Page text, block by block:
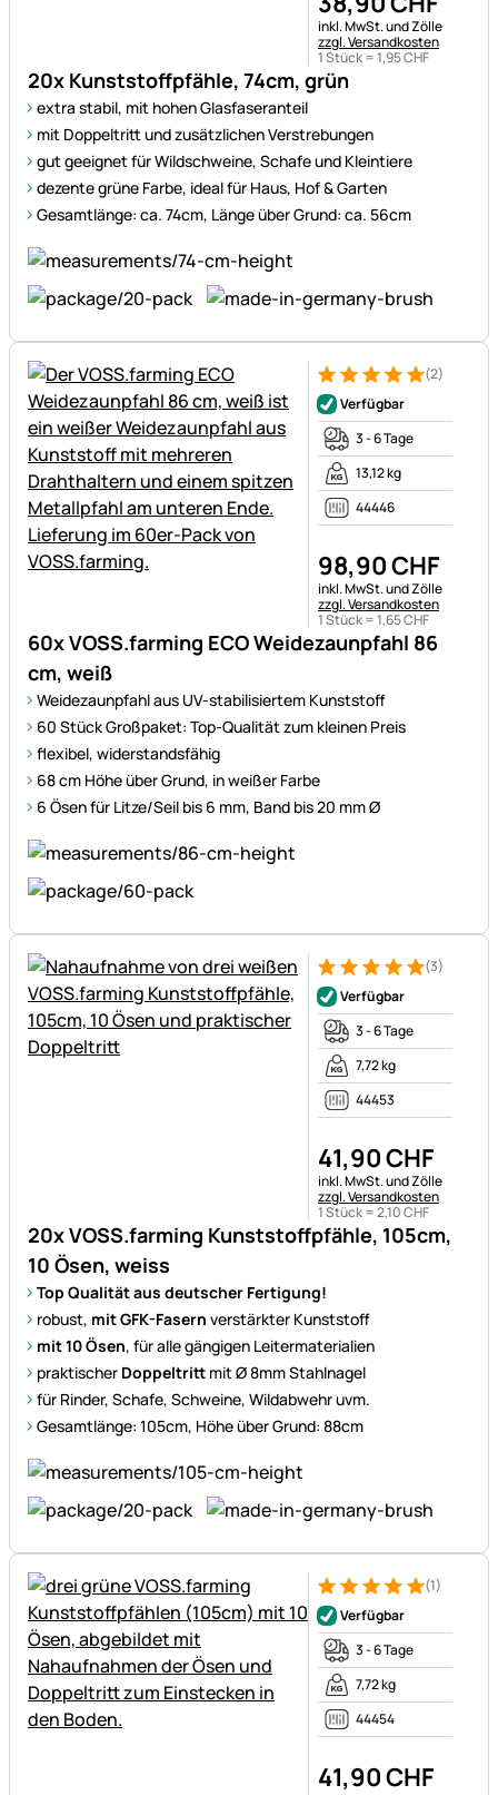
20x Kunststoffpfähle, 74cm, grün
extra stabil, mit hohen Glasfaseranteil
mit Doppeltritt und zusätzlichen Verstrebungen
gut geeignet für Wildschweine, Schafe und Kleintiere
dezente grüne Farbe, ideal für Haus, Hof & Garten
Gesamtlänge: ca. 74cm, Länge über Grund: ca. 56cm
Steuerhinweis:
inkl. MwSt. und Zölle
zzgl. Versandkosten
1 Stück =1,95CHF
60x VOSS.farming ECO Weidezaunpfahl 86
cm, weiß
Weidezaunpfahl aus UV-stabilisiertem Kunststoff
60 Stück Großpaket: Top-Qualität zum kleinen Preis
flexibel, widerstandsfähig
68 cm Höhe über Grund, in weißer Farbe
6 Ösen für Litze/Seil bis 6 mm, Band bis 20 mm Ø
Bewertung: 5 von 5 (2
2 Bewertungen
(2)
Verfügbar
3 - 6 Tage
13,12 kg
44446
98,90CHF
Steuerhinweis:
inkl. MwSt. und Zölle
zzgl. Versandkosten
1 Stück =1,65CHF
20x VOSS.farming Kunststoffpfähle, 105cm,
10 Ösen, weiss
Top Qualität aus deutscher Fertigung!
robust, mit GFK-Fasern verstärkter Kunststoff
mit 10 Ösen, für alle gängigen Leitermaterialien
praktischer Doppeltritt mit Ø 8mm Stahlnagel
für Rinder, Schafe, Schweine, Wildabwehr uvm.
Gesamtlänge: 105cm, Höhe über Grund: 88cm
Bewertung: 5 von 5 (3
3 Bewertungen
(3)
Verfügbar
3 - 6 Tage
7,72 kg
44453
41,90CHF
Steuerhinweis:
inkl. MwSt. und Zölle
zzgl. Versandkosten
1 Stück =2,10CHF
Bewertung: 5 von 5 (1
1 Bewertung
(1)
Verfügbar
3 - 6 Tage
7,72 kg
44454
41,90CHF